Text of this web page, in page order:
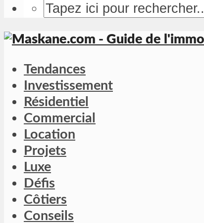
Tendances
Investissement
Résidentiel
Commercial
Location
Projets
Luxe
Défis
Côtiers
Conseils